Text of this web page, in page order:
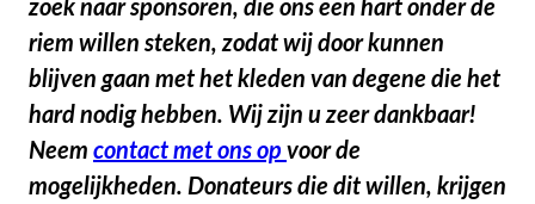
zoek naar sponsoren, die ons een hart onder de
riem willen steken, zodat wij door kunnen
blijven gaan met het kleden van degene die het
hard nodig hebben. Wij zijn u zeer dankbaar!
Neem contact met ons op voor de
mogelijkheden. Donateurs die dit willen, krijgen